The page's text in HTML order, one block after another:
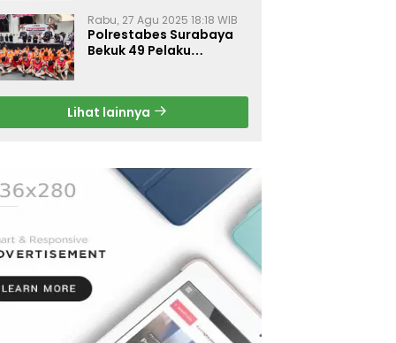
Rabu, 27 Agu 2025 18:18 WIB
Polrestabes Surabaya
Bekuk 49 Pelaku
Gratis
Lihat lainnya